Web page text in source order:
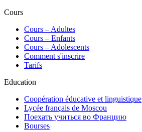
Cours
Сours – Adultes
Cours – Enfants
Cours – Adolescents
Comment s'inscrire
Tarifs
Education
Coopération éducative et linguistique
Lycée français de Moscou
Поехать учиться во Францию
Bourses